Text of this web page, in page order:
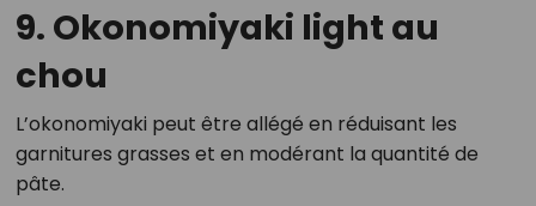
9. Okonomiyaki light au
chou
L’okonomiyaki peut être allégé en réduisant les
garnitures grasses et en modérant la quantité de
pâte.